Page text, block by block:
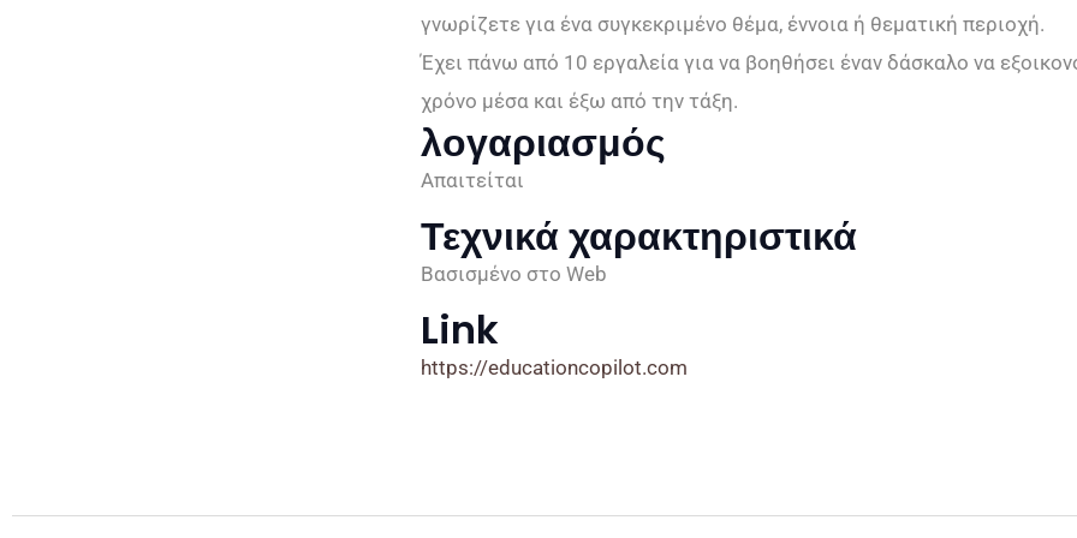
γνωρίζετε για ένα συγκεκριμένο θέμα, έννοια ή θεματική περιοχή.
Έχει πάνω από 10 εργαλεία για να βοηθήσει έναν δάσκαλο να
χρόνο μέσα και έξω από την τάξη.
λογαριασμός
Απαιτείται
Τεχνικά χαρακτηριστικά
Βασισμένο στο Web
Link
https://educationcopilot.com